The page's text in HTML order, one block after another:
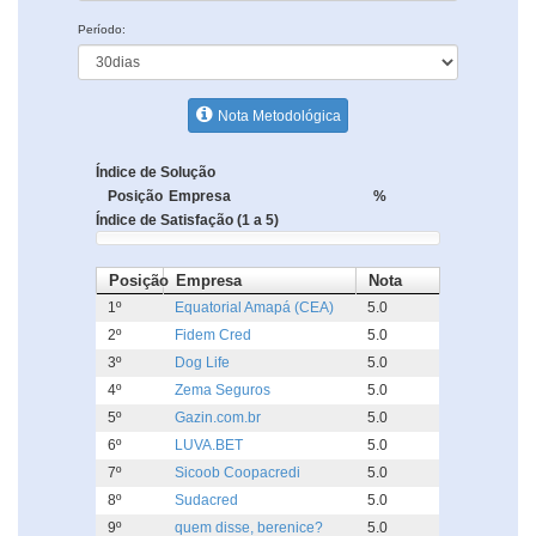
Período:
Nota Metodológica
Índice de Solução
Posição Empresa
%
Índice de Satisfação (1 a 5)
Posição Empresa Nota
1º Equatorial Amapá (CEA)
5.0
2º
Fidem Cred
5.0
3º
Dog Life
5.0
4º
Zema Seguros
5.0
5º
Gazin.com.br
5.0
6º
LUVA.BET
5.0
7º
Sicoob Coopacredi
5.0
8º
Sudacred
5.0
9º
quem disse, berenice? 5.0